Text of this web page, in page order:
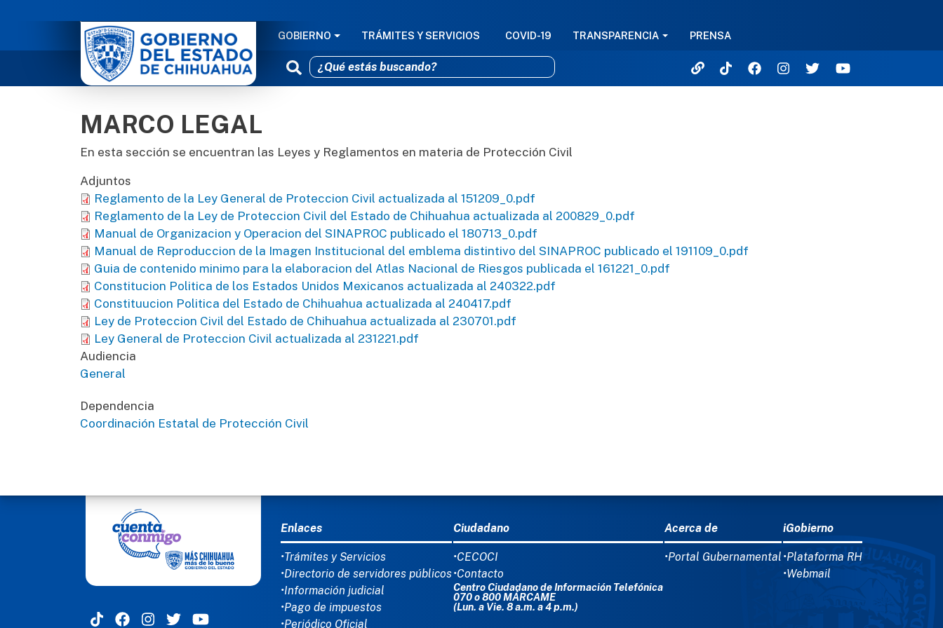
NAVEGACIÓN PRINCIPAL
GOBIERNO TRÁMITES Y SERVICIOS COVID-19 TRANSPARENCIA PRENSA
MARCO LEGAL
En esta sección se encuentran las Leyes y Reglamentos en materia de Protección Civil
Adjuntos
Reglamento de la Ley General de Proteccion Civil actualizada al 151209_0.pdf
Reglamento de la Ley de Proteccion Civil del Estado de Chihuahua actualizada al 200829_0.pdf
Manual de Organizacion y Operacion del SINAPROC publicado el 180713_0.pdf
Manual de Reproduccion de la Imagen Institucional del emblema distintivo del SINAPROC publicado el 191109_0.pdf
Guia de contenido minimo para la elaboracion del Atlas Nacional de Riesgos publicada el 161221_0.pdf
Constitucion Politica de los Estados Unidos Mexicanos actualizada al 240322.pdf
Constituucion Politica del Estado de Chihuahua actualizada al 240417.pdf
Ley de Proteccion Civil del Estado de Chihuahua actualizada al 230701.pdf
Ley General de Proteccion Civil actualizada al 231221.pdf
Audiencia
General
Dependencia
Coordinación Estatal de Protección Civil
MENÚ DEL PIE
Enlaces
•Trámites y Servicios
•Directorio de servidores públicos
•Información judicial
•Pago de impuestos
•Periódico Oficial
Ciudadano
•CECOCI
•Contacto
Centro Ciudadano de Información Telefónica
070 o 800 MÁRCAME
(Lun. a Vie. 8 a.m. a 4 p.m.)
Acerca de
•Portal Gubernamental
iGobierno
•Plataforma RH
•Webmail